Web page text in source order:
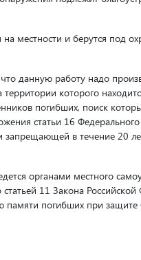
местности и берутся под
данную работу надо
которого
погибших, поиск
статьи 16
запрещающей в течение 20
органами местного
статьей 11 Закона
погибших при защите